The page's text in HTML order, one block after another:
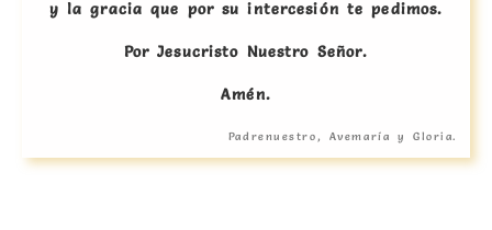
y la gracia que por su intercesión te pedimos.
Por Jesucristo Nuestro Señor.
Amén.
Padrenuestro, Avemaría y Gloria.